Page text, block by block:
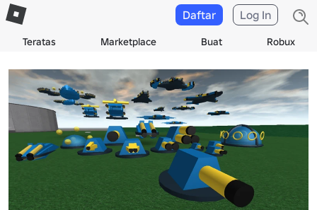
Teratas Marketplace Buat Robux
Daftar Log In